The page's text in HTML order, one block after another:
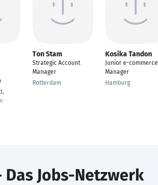
Ton Stam
Strategic Account
Manager
Rotterdam
Kosika Tandon
Junior e-commerce
Manager
Hamburg
Das Jobs-Netzwerk